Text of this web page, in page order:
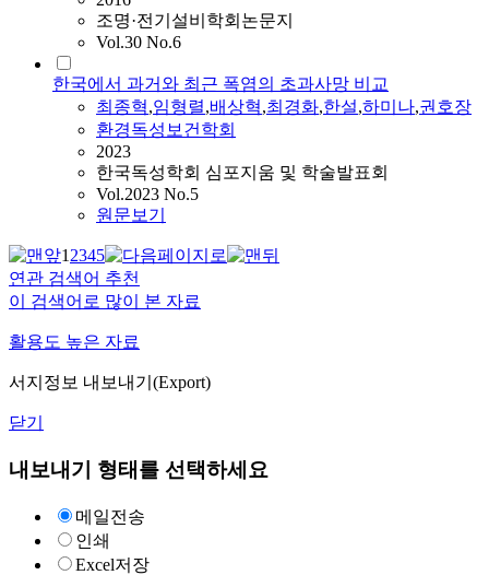
조명·전기설비학회논문지
Vol.30 No.6
한국에서 과거와 최근 폭염의 초과사망 비교
최종혁,임형렬,배상혁,최경화,한설,하미나,권호장
환경독성보건학회
2023
한국독성학회 심포지움 및 학술발표회
Vol.2023 No.5
원문보기
12345
연관 검색어 추천
이 검색어로 많이 본 자료
활용도 높은 자료
서지정보 내보내기(Export)
닫기
내보내기 형태를 선택하세요
메일전송
인쇄
Excel저장